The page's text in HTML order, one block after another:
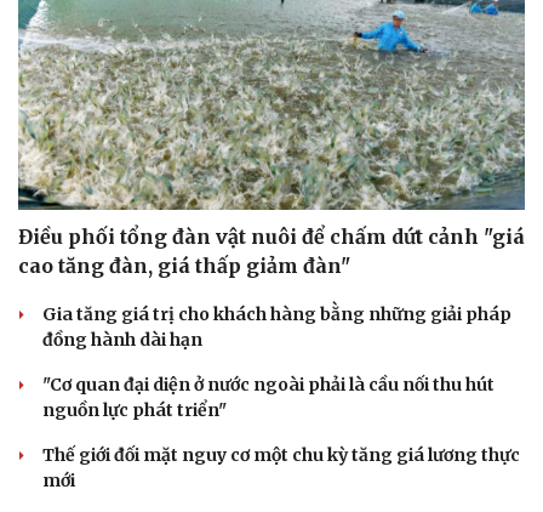
Điều phối tổng đàn vật nuôi để chấm dứt cảnh "giá
cao tăng đàn, giá thấp giảm đàn"
Gia tăng giá trị cho khách hàng bằng những giải pháp
đồng hành dài hạn
"Cơ quan đại diện ở nước ngoài phải là cầu nối thu hút
nguồn lực phát triển"
Thế giới đối mặt nguy cơ một chu kỳ tăng giá lương thực
mới